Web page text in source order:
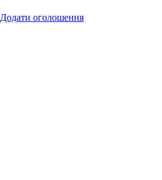
Додати оголошення